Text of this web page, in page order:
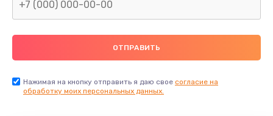
Нажимая на кнопку отправить я даю свое согласие на
обработку моих персональных данных.